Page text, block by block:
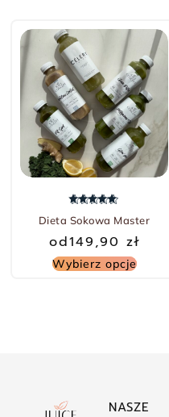
Dieta Sokowa Master
od149,90 zł
Wybierz opcje
NASZE